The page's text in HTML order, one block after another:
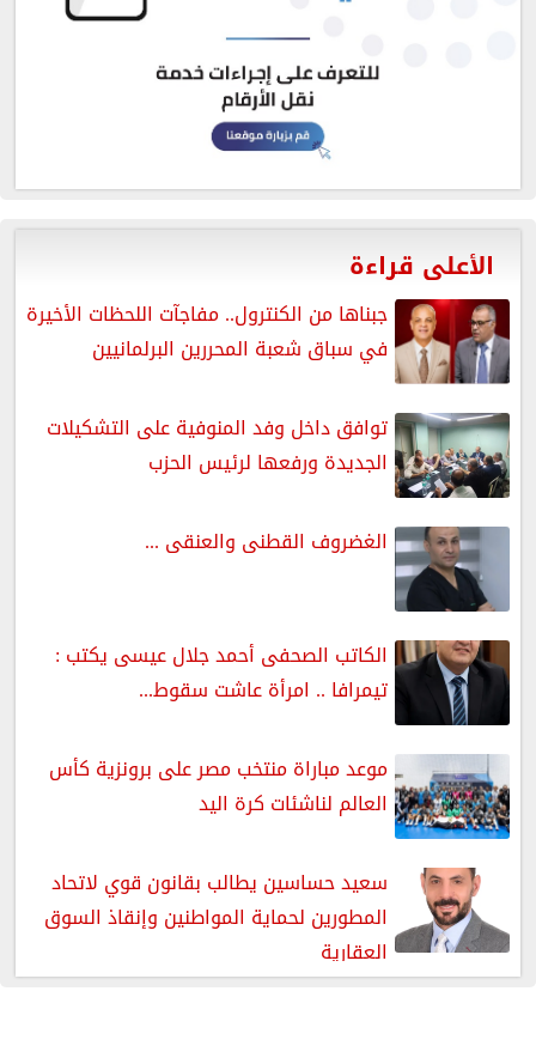
الأعلى قراءة
جبناها من الكنترول.. مفاجآت اللحظات الأخيرة
في سباق شعبة المحررين البرلمانيين
توافق داخل وفد المنوفية على التشكيلات
الجديدة ورفعها لرئيس الحزب
الغضروف القطنى والعنقى ...
الكاتب الصحفى أحمد جلال عيسى يكتب :
تيمرافا .. امرأة عاشت سقوط...
موعد مباراة منتخب مصر على برونزية كأس
العالم لناشئات كرة اليد
سعيد حساسين يطالب بقانون قوي لاتحاد
المطورين لحماية المواطنين وإنقاذ السوق
العقارية